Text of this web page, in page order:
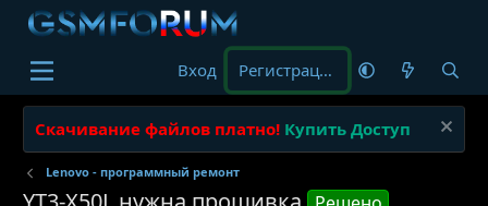
Вход Регистрация
Скачивание файлов платно! Купить Доступ
Lenovo - программный ремонт